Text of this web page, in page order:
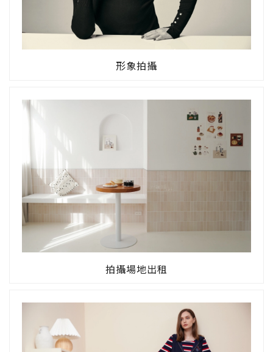
形象拍攝
拍攝場地出租